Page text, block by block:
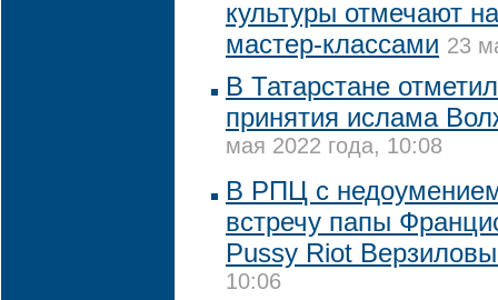
культуры отмечают
мастер-классами 23
В Татарстане
принятия ислама
мая 2022 года, 10:08
В РПЦ с
встречу папы
Pussy Riot
10:06